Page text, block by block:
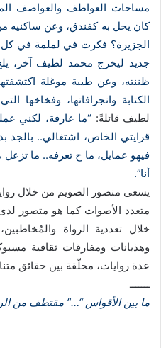
مساحات العواطف والعواصف
كان يحل به كفندق، وعن ساكنيه
الجزيرة؟ فكرت في لملمة في كل
جديد ليخرج محمد لطيف آخر،
ظننته، وعن طيبة موغلة
الكتابة وانجرافاتها، وفخاخها
لطيف قائلةً: “ما عارفة، لكني
قرايتي الخاص، اشتغالي..
فيهو عمايل، ما ح تعرفه.. ما
أنا”.
يسعى منصور الصويم من خلال
متعدد الأصوات كما هو متصور
خلال تعددية الرواة
وهذيانات ومفارقات ثقافية
عدة روايات، محلّقة بين حقائق
ـــــــ
ما بين الأقواس “…” مقتطف من